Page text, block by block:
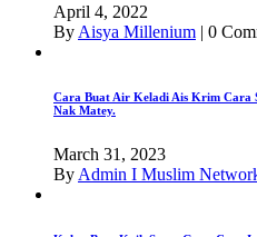
April 4, 2022
By Aisya Millenium | 0
Cara Buat Air Keladi Ais Krim Cara
Nak Matey.
March 31, 2023
By Admin I Muslim